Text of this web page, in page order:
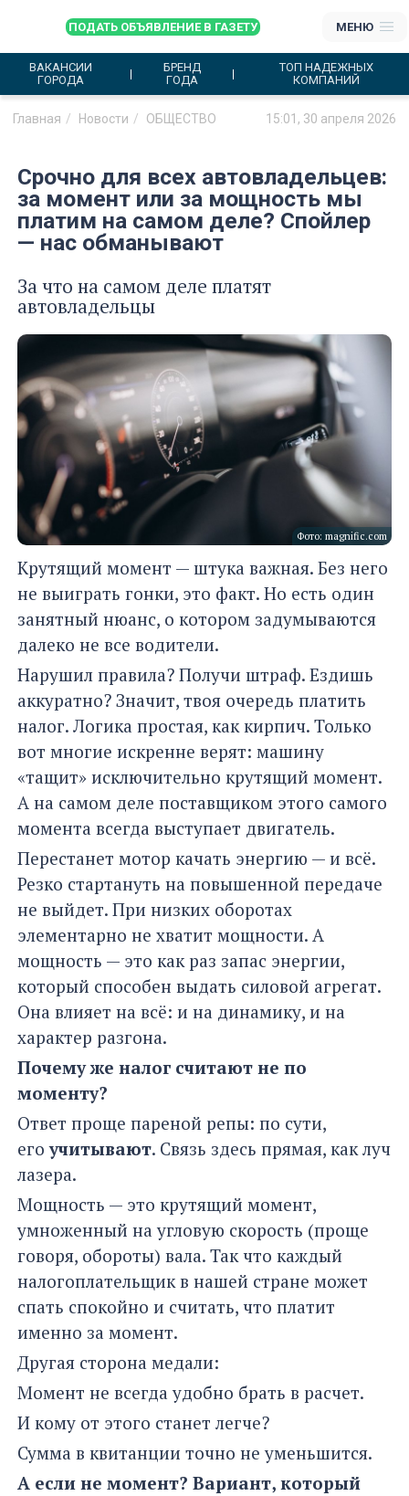
ПОДАТЬ ОБЪЯВЛЕНИЕ В ГАЗЕТУ МЕНЮ
ВАКАНСИИ
ГОРОДА
БРЕНД
ГОДА
ТОП НАДЕЖНЫХ
КОМПАНИЙ
Главная Новости ОБЩЕСТВО 15:01, 30 апреля 2026
Срочно для всех автовладельцев:
за момент или за мощность мы
платим на самом деле? Спойлер
— нас обманывают
За что на самом деле платят
автовладельцы
Фото: magnific.com
Крутящий момент — штука важная. Без него
не выиграть гонки, это факт. Но есть один
занятный нюанс, о котором задумываются
далеко не все водители.
Нарушил правила? Получи штраф. Ездишь
аккуратно? Значит, твоя очередь платить
налог. Логика простая, как кирпич. Только
вот многие искренне верят: машину
«тащит» исключительно крутящий момент.
А на самом деле поставщиком этого самого
момента всегда выступает двигатель.
Перестанет мотор качать энергию — и всё.
Резко стартануть на повышенной передаче
не выйдет. При низких оборотах
элементарно не хватит мощности. А
мощность — это как раз запас энергии,
который способен выдать силовой агрегат.
Она влияет на всё: и на динамику, и на
характер разгона.
Почему же налог считают не по
моменту?
Ответ проще пареной репы: по сути,
егоучитывают. Связь здесь прямая, как луч
лазера.
Мощность — это крутящий момент,
умноженный на угловую скорость (проще
говоря, обороты) вала. Так что каждый
налогоплательщик в нашей стране может
спать спокойно и считать, что платит
именно за момент.
Другая сторона медали:
Момент не всегда удобно брать в расчет.
И кому от этого станет легче?
Сумма в квитанции точно не уменьшится.
А если не момент? Вариант, который